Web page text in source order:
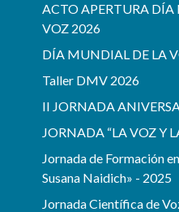
ACTO APERTURA
VOZ 2026
DÍA MUNDIAL DE LA
Taller DMV 2026
II JORNADA
JORNADA “LA VOZ Y
Jornada de Formación
Susana Naidich» - 2025
Jornada Científica de